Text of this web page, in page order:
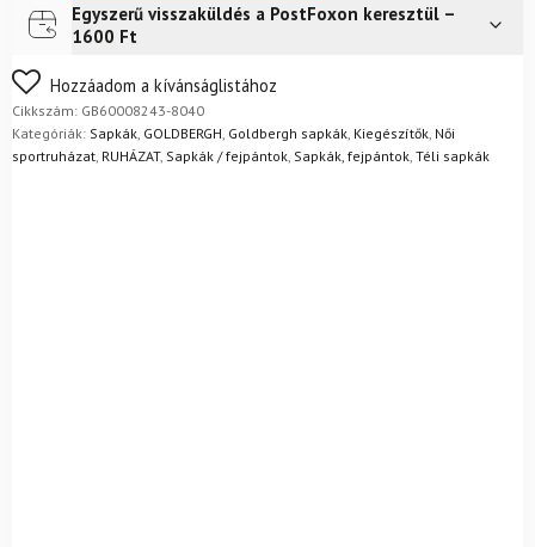
Futár a címre2 400
FoxPost
Egyszerű visszaküldés a PostFoxon keresztül –
1600 Ft
Nem biztos a választásában? Semmi gond – a terméket
egyszerűen visszaküldheti 14 napon belül, indoklás nélkül.
Mik a visszaküldés feltételei?
Hozzáadom a kívánságlistához
Cikkszám: GB60008243-8040
Kategóriák: Sapkák GOLDBERGH Goldbergh sapkák Kiegészítők Női
sportruházat RUHÁZAT, Sapkák / fejpántok Sapkák, fejpántok Téli sapkák